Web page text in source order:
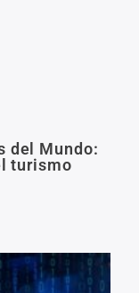
del Mundo:
turismo